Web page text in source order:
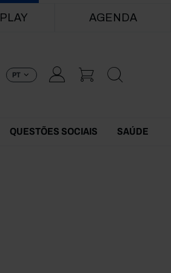
AGENDA
PT
QUESTÕES SOCIAIS SAÚDE